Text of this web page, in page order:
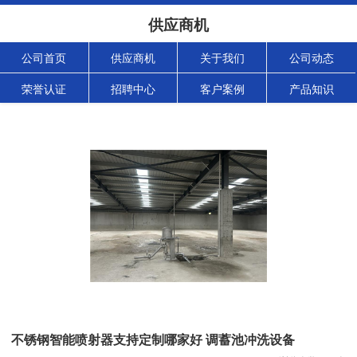
供应商机
公司首页 供应商机 关于我们 公司动态
荣誉认证 招聘中心 客户案例 产品知识
不锈钢智能喷射器支持定制哪家好 调蓄池冲洗设备